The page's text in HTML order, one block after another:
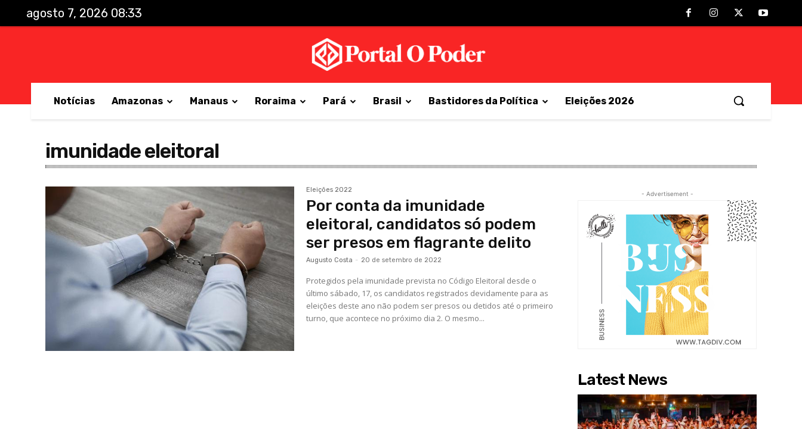
agosto 7, 2026 08:33
Notícias Amazonas Manaus Roraima Pará Brasil Bastidores da Política Eleições 2026
imunidade eleitoral
Eleições 2022
Por conta da imunidade
eleitoral, candidatos só podem
ser presos em flagrante delito
Augusto Costa - 20 de setembro de 2022
Protegidos pela imunidade prevista no Código Eleitoral desde o
último sábado, 17, os candidatos registrados devidamente para as
eleições deste ano não podem ser presos ou detidos até o primeiro
turno, que acontece no próximo dia 2. O mesmo...
- Advertisement -
Latest News